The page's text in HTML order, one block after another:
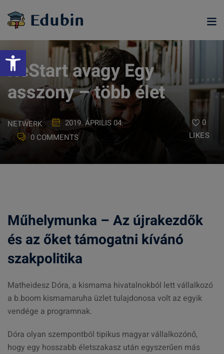
Eszköztár megnyitása
content
ReStart avagy Egy
asszony – több élet
NETWERK
2019. ÁPRILIS 04.
0 COMMENTS
0
LIKES
Műhelymunka – Az újrakezdők
és az őket támogatni kívánó
szakpolitika
Matheidesz Dóra, a kismama hivatalnokból lett vállalkozó
a b.boom kismamaruha üzlet tulajdonosa volt az egyik
vendége a programnak.
Dóra olyan szempontból tipikus magyar vállalkozónő,
hogy egy hosszabb életszakasz után egyszerűen más